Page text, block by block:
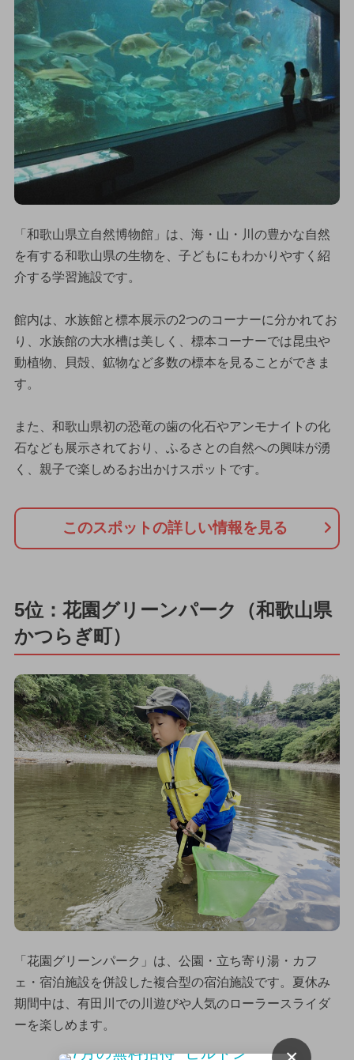
「和歌山県立自然博物館」は、海・山・川の豊かな自然
を有する和歌山県の生物を、子どもにもわかりやすく紹
介する学習施設です。
館内は、水族館と標本展示の2つのコーナーに分かれてお
り、水族館の大水槽は美しく、標本コーナーでは昆虫や
動植物、貝殻、鉱物など多数の標本を見ることができま
す。
また、和歌山県初の恐竜の歯の化石やアンモナイトの化
石なども展示されており、ふるさとの自然への興味が湧
く、親子で楽しめるお出かけスポットです。
このスポットの詳しい情報を見る
5位：花園グリーンパーク（和歌山県
かつらぎ町）
「花園グリーンパーク」は、公園・立ち寄り湯・カフ
ェ・宿泊施設を併設した複合型の宿泊施設です。夏休み
期間中は、有田川での川遊びや人気のローラースライダ
ーを楽しめます。